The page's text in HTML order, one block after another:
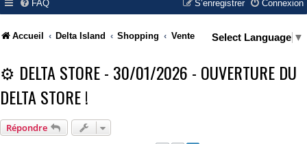
FAQ Connexion
S’enregistrer
Accueil Delta Island Shopping Vente Select Language ▼
⚙️ DELTA STORE - 30/01/2026 - OUVERTURE DU
DELTA STORE !
Répondre